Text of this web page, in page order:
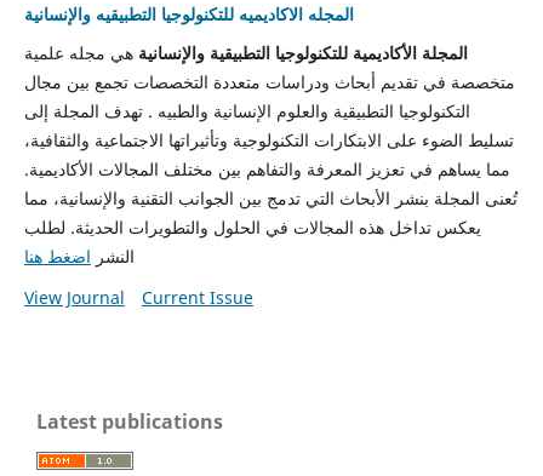
المجله الاكاديميه للتكنولوجيا التطبيقيه والإنسانية
المجلة الأكاديمية للتكنولوجيا التطبيقية والإنسانية هي مجله علمية
متخصصة في تقديم أبحاث ودراسات متعددة التخصصات تجمع بين مجال
التكنولوجيا التطبيقية والعلوم الإنسانية والطبيه . تهدف المجلة إلى
تسليط الضوء على الابتكارات التكنولوجية وتأثيراتها الاجتماعية والثقافية،
مما يساهم في تعزيز المعرفة والتفاهم بين مختلف المجالات الأكاديمية.
تُعنى المجلة بنشر الأبحاث التي تدمج بين الجوانب التقنية والإنسانية، مما
يعكس تداخل هذه المجالات في الحلول والتطويرات الحديثة. لطلب
النشر اضغط هنا
View Journal
Current Issue
Latest publications